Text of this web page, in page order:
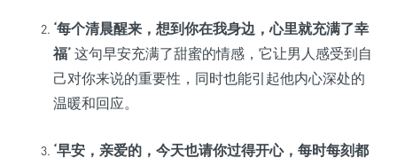
‘每个清晨醒来，想到你在我身边，心里就充满了幸
福’ 这句早安充满了甜蜜的情感，它让男人感受到自
己对你来说的重要性，同时也能引起他内心深处的
温暖和回应。
‘早安，亲爱的，今天也请你过得开心，每时每刻都